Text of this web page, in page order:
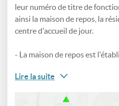
leur numéro de titre de
ainsi la maison de repos, la
centre d'accueil de jour.
- La maison de repos est
Lire la suite